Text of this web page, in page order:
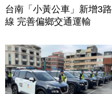
台南「小黃公車」新增3路
線 完善偏鄉交通運輸